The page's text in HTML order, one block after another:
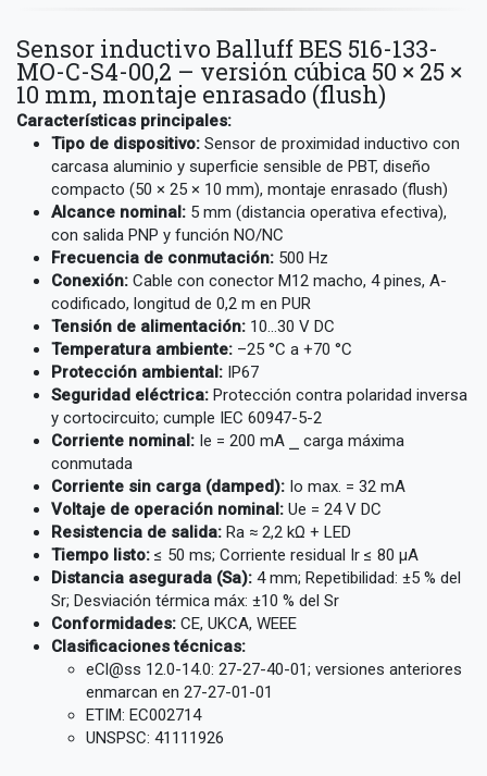
Sensor inductivo Balluff BES 516-133-
MO-C-S4-00,2 – versión cúbica 50 × 25 ×
10 mm, montaje enrasado (flush)
Características principales:
Tipo de dispositivo: Sensor de proximidad inductivo con
carcasa aluminio y superficie sensible de PBT, diseño
compacto (50 × 25 × 10 mm), montaje enrasado (flush)
Alcance nominal: 5 mm (distancia operativa efectiva),
con salida PNP y función NO/NC
Frecuencia de conmutación: 500 Hz
Conexión: Cable con conector M12 macho, 4 pines, A-
codificado, longitud de 0,2 m en PUR
Tensión de alimentación: 10…30 V DC
Temperatura ambiente: –25 °C a +70 °C
Protección ambiental: IP67
Seguridad eléctrica: Protección contra polaridad inversa
y cortocircuito; cumple IEC 60947-5-2
Corriente nominal: Ie = 200 mA ⎯ carga máxima
conmutada
Corriente sin carga (damped): Io max. = 32 mA
Voltaje de operación nominal: Ue = 24 V DC
Resistencia de salida: Ra ≈ 2,2 kΩ + LED
Tiempo listo: ≤ 50 ms; Corriente residual Ir ≤ 80 µA
Distancia asegurada (Sa): 4 mm; Repetibilidad: ±5 % del
Sr; Desviación térmica máx: ±10 % del Sr
Conformidades: CE, UKCA, WEEE
Clasificaciones técnicas:
eCl@ss 12.0-14.0: 27-27-40-01; versiones anteriores
enmarcan en 27-27-01-01
ETIM: EC002714
UNSPSC: 41111926